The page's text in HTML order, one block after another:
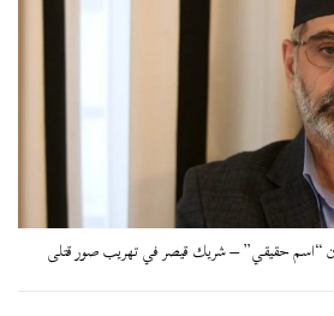
“اسم حقيقي” – شريك قيصر في تهريب صور قتلى